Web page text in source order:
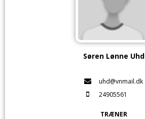
Søren Lønne Uhd
uhd@vnmail.dk
24905561
TRÆNER